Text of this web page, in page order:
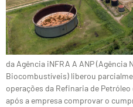
da Agência iNFRA A ANP (Agência
Biocombustíveis) liberou
operações da Refinaria de
após a empresa comprovar o